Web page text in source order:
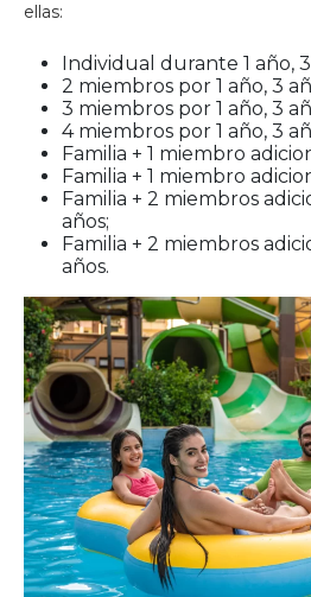
ellas:
Individual durante 1 año, 3
2 miembros por 1 año, 3
3 miembros por 1 año, 3
4 miembros por 1 año, 3
Familia + 1 miembro
Familia + 1 miembro
Familia + 2 miembros
años;
Familia + 2 miembros
años.